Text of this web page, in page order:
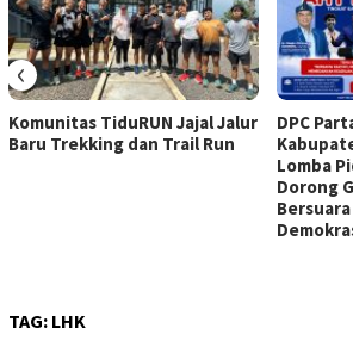
Komunitas TiduRUN Jajal Jalur
Baru Trekking dan Trail Run
DPC
Lomba
Dorong
‹
TAG: LHK